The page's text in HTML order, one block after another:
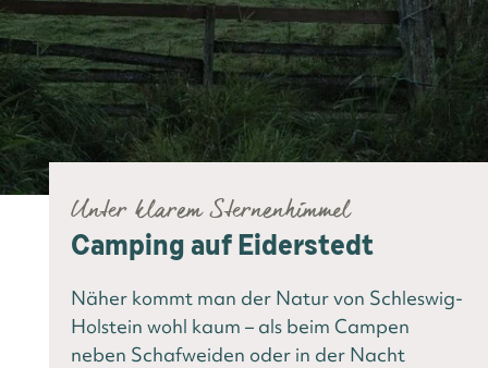
Unter klarem Sternenhimmel
Camping auf Eiderstedt
Näher kommt man der Natur von Schleswig-
Holstein wohl kaum – als beim Campen
neben Schafweiden oder in der Nacht